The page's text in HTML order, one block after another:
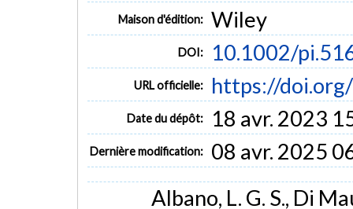
Maison d'édition: Wiley
DOI: 10.1002/
URL officielle: https://
Date du dépôt: 18 avr. 2023
Dernière modification: 08 avr. 2025
Albano, L. G. S., Di